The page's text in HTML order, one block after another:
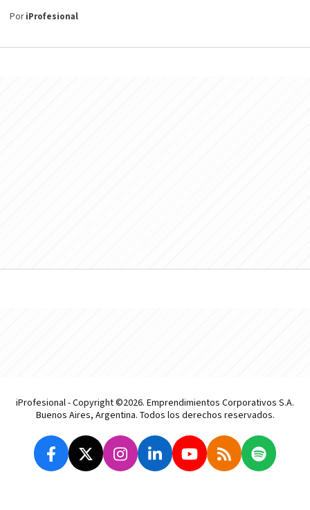
PoriProfesional
iProfesional - Copyright ©2026. Emprendimientos Corporativos S.A.
Buenos Aires, Argentina. Todos los derechos reservados.